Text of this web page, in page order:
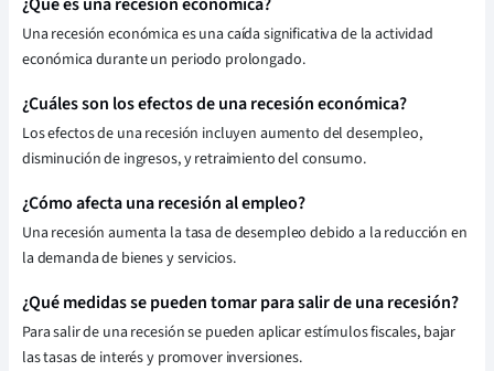
¿Qué es una recesión económica?
Una recesión económica es una caída significativa de la actividad
económica durante un periodo prolongado.
¿Cuáles son los efectos de una recesión económica?
Los efectos de una recesión incluyen aumento del desempleo,
disminución de ingresos, y retraimiento del consumo.
¿Cómo afecta una recesión al empleo?
Una recesión aumenta la tasa de desempleo debido a la reducción en
la demanda de bienes y servicios.
¿Qué medidas se pueden tomar para salir de una recesión?
Para salir de una recesión se pueden aplicar estímulos fiscales, bajar
las tasas de interés y promover inversiones.